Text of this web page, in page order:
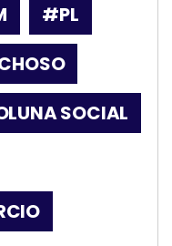
#PL
SOCIAL